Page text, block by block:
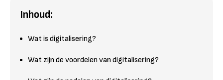
Inhoud:
Wat is digitalisering?
Wat zijn de voordelen van digitalisering?